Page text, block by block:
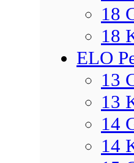
18
18
ELO
13
13
14
14